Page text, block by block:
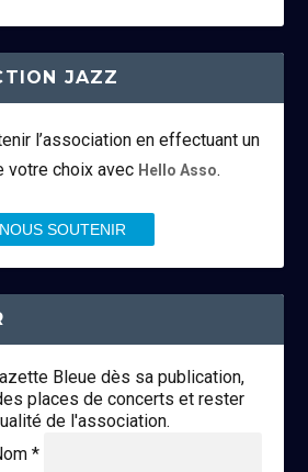
JAZZ
l’association en effectuant un
votre choix avec Hello Asso.
NOUS SOUTENIR
Bleue dès sa publication,
places de concerts et rester
de l'association.
*